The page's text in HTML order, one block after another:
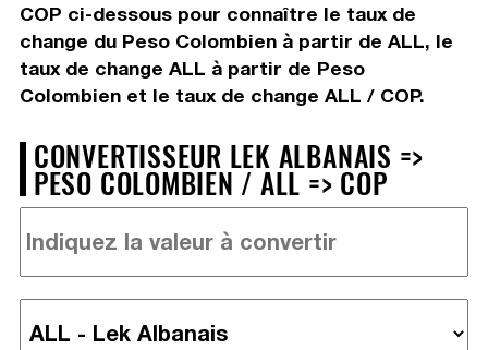
COP ci-dessous pour connaître le taux de
change du Peso Colombien à partir de ALL, le
taux de change ALL à partir de Peso
Colombien et le taux de change ALL / COP.
CONVERTISSEUR LEK ALBANAIS =>
PESO COLOMBIEN / ALL => COP